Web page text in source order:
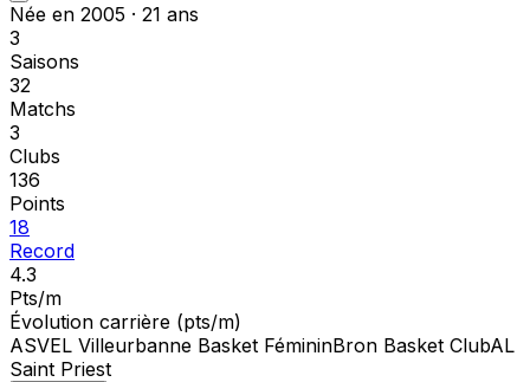
Née en 2005 · 21 ans
3
Saisons
32
Matchs
3
Clubs
136
Points
18
Record
4.3
Pts/m
Évolution carrière (pts/m)
ASVEL Villeurbanne Basket FémininBron Basket ClubAL
Saint Priest